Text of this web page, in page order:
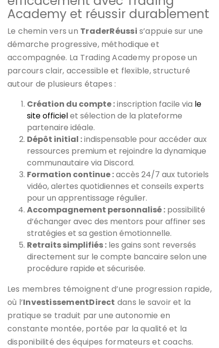
Academy et réussir durablement
Le chemin vers un TraderRéussi s’appuie sur une
démarche progressive, méthodique et
accompagnée. La Trading Academy propose un
parcours clair, accessible et flexible, structuré
autour de plusieurs étapes :
Création du compte :inscription facile via le
site officielet sélection de la plateforme
partenaire idéale.
Dépôt initial :indispensable pour accéder aux
ressources premium et rejoindre la dynamique
communautaire via Discord.
Formation continue :accès 24/7 aux tutoriels
vidéo, alertes quotidiennes et conseils experts
pour un apprentissage régulier.
Accompagnement personnalisé : possibilité
d’échanger avec des mentors pour affiner ses
stratégies et sa gestion émotionnelle.
Retraits simplifiés : les gains sont reversés
directement sur le compte bancaire selon une
procédure rapide et sécurisée.
Les membres témoignent d’une progression rapide,
où l’InvestissementDirect dans le savoir et la
pratique se traduit par une autonomie en
constante montée, portée par la qualité et la
disponibilité des équipes formateurs et coachs.